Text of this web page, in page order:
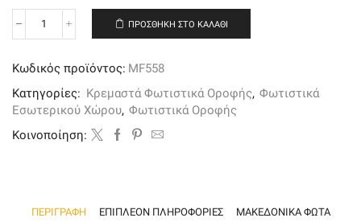
Κρεμαστό
σχοινί
ποσότητα
ΠΡΟΣΘΉΚΗ ΣΤΟ ΚΑΛΆΘΙ
Κωδικός προϊόντος: MF558
Κατηγορίες: Κρεμαστά Φωτιστικά Οροφής, Φωτιστικά
Εσωτερικού Χώρου, Φωτιστικά Οροφής
Kοινοποίηση:
ΠΕΡΙΓΡΑΦΉ ΕΠΙΠΛΈΟΝ ΠΛΗΡΟΦΟΡΊΕΣ ΜΑΚΕΔΟΝΙΚΑ ΦΩΤΑ